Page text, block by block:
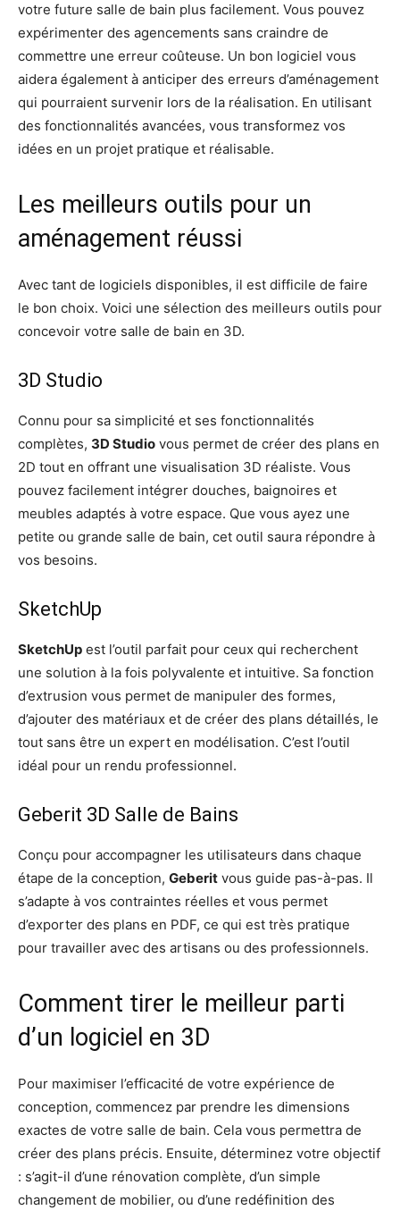
votre future salle de bain plus facilement. Vous pouvez
expérimenter des agencements sans craindre de
commettre une erreur coûteuse. Un bon logiciel vous
aidera également à anticiper des erreurs d’aménagement
qui pourraient survenir lors de la réalisation. En utilisant
des fonctionnalités avancées, vous transformez vos
idées en un projet pratique et réalisable.
Les meilleurs outils pour un
aménagement réussi
Avec tant de logiciels disponibles, il est difficile de faire
le bon choix. Voici une sélection des meilleurs outils pour
concevoir votre salle de bain en 3D.
3D Studio
Connu pour sa simplicité et ses fonctionnalités
complètes, 3D Studio vous permet de créer des plans en
2D tout en offrant une visualisation 3D réaliste. Vous
pouvez facilement intégrer douches, baignoires et
meubles adaptés à votre espace. Que vous ayez une
petite ou grande salle de bain, cet outil saura répondre à
vos besoins.
SketchUp
SketchUp est l’outil parfait pour ceux qui recherchent
une solution à la fois polyvalente et intuitive. Sa fonction
d’extrusion vous permet de manipuler des formes,
d’ajouter des matériaux et de créer des plans détaillés, le
tout sans être un expert en modélisation. C’est l’outil
idéal pour un rendu professionnel.
Geberit 3D Salle de Bains
Conçu pour accompagner les utilisateurs dans chaque
étape de la conception, Geberit vous guide pas-à-pas. Il
s’adapte à vos contraintes réelles et vous permet
d’exporter des plans en PDF, ce qui est très pratique
pour travailler avec des artisans ou des professionnels.
Comment tirer le meilleur parti
d’un logiciel en 3D
Pour maximiser l’efficacité de votre expérience de
conception, commencez par prendre les dimensions
exactes de votre salle de bain. Cela vous permettra de
créer des plans précis. Ensuite, déterminez votre objectif
: s’agit-il d’une rénovation complète, d’un simple
changement de mobilier, ou d’une redéfinition des